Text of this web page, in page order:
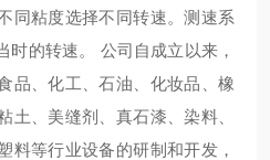
同粘度选择不同转速。测速系
时的转速。
公司自成立以来，
品、化工、石油、化妆品、橡
土、美缝剂、真石漆、染料、
料等行业设备的研制和开发，